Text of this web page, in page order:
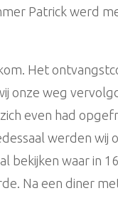
Patrick werd
Het
onze weg
even had
werden wij
bekijken waar in
Na een diner